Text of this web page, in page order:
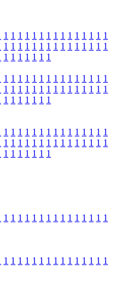
1 1 1 1 1 1 1 1 1 1 1 1 1 1 1
1 1 1 1 1 1 1 1 1 1 1 1 1 1 1
1 1 1 1 1 1 1
1 1 1 1 1 1 1 1 1 1 1 1 1 1 1
1 1 1 1 1 1 1 1 1 1 1 1 1 1 1
1 1 1 1 1 1 1
1 1 1 1 1 1 1 1 1 1 1 1 1 1 1
1 1 1 1 1 1 1 1 1 1 1 1 1 1 1
1 1 1 1 1 1 1
1 1 1 1 1 1 1 1 1 1 1 1 1 1 1
1 1 1 1 1 1 1 1 1 1 1 1 1 1 1